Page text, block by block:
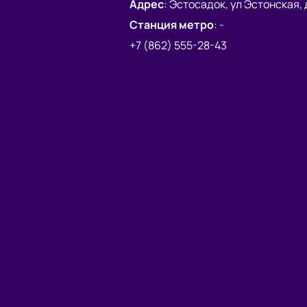
Адрес:Эстосадок, ул Эстонская,
Станция метро: -
+7 (862) 555-28-43